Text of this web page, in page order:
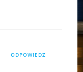
ODPOWIEDZ